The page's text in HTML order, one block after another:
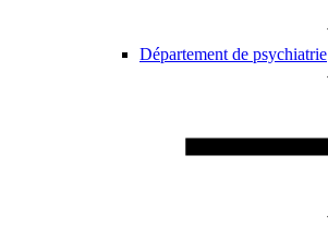
Département de psychiatrie